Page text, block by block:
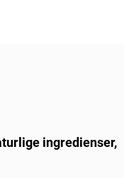
ingredienser,